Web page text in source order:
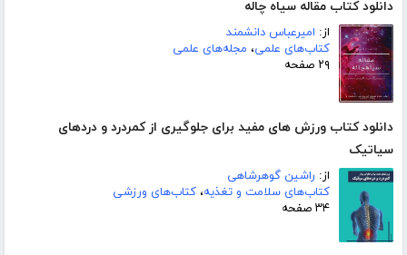
دانلود کتاب مقاله سیاه چاله
از: امیرعباس دانشمند
کتاب‌های علمی، مجله‌های علمی
۲۹ صفحه
دانلود کتاب ورزش های مفید برای جلوگیری از کمردرد و دردهای
سیاتیک
از: راشین گوهرشاهی
کتاب‌های سلامت و تغذیه، کتاب‌های ورزشی
۳۴ صفحه